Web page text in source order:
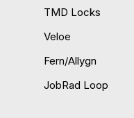
TMD Locks
Veloe
Fern/Allygn
JobRad Loop